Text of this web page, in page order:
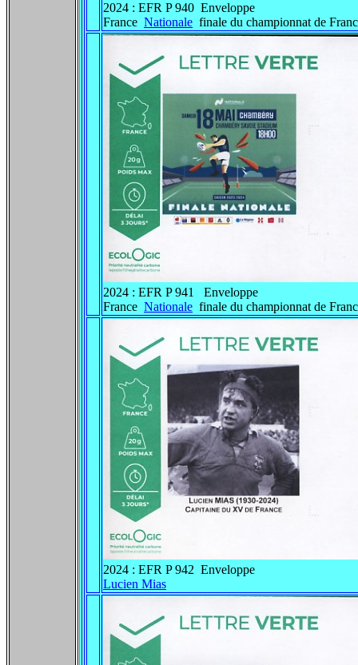
2024 : EFR P 940 Enveloppe
France Nationale finale du championnat de
2024 : EFR P 941 Enveloppe
France Nationale finale du championnat de
2024 : EFR P 942 Enveloppe
Lucien Mias